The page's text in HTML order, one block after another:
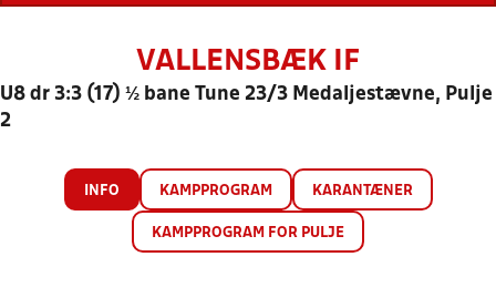
VALLENSBÆK IF
U8 dr 3:3 (17) ½ bane Tune 23/3 Medaljestævne, Pulje
2
INFO KAMPPROGRAM KARANTÆNER
KAMPPROGRAM FOR PULJE